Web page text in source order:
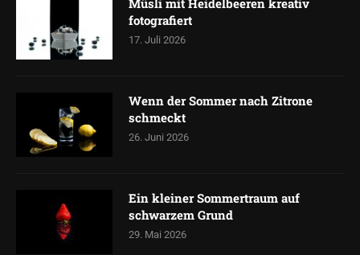
Müsli mit Heidelbeeren kreativ
fotografiert
17. Juli 2026
Wenn der Sommer nach Zitrone
schmeckt
26. Juni 2026
Ein kleiner Sommertraum auf
schwarzem Grund
29. Mai 2026